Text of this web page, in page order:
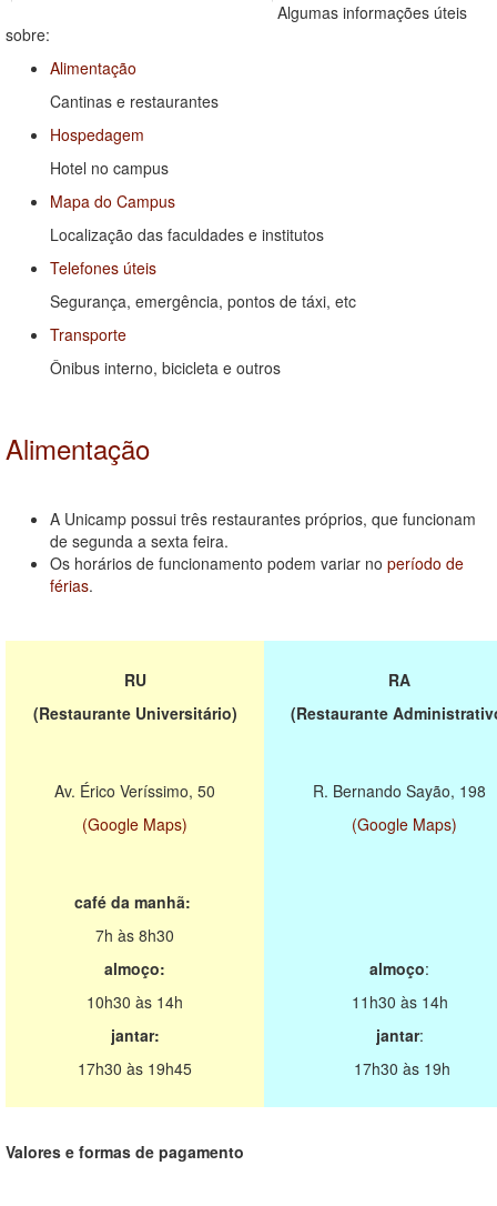
Algumas informações úteis
sobre:
Alimentação
Cantinas e restaurantes
Hospedagem
Hotel no campus
Mapa do Campus
Localização das faculdades e institutos
Telefones úteis
Segurança, emergência, pontos de táxi, etc
Transporte
Ônibus interno, bicicleta e outros
Alimentação
A Unicamp possui três restaurantes próprios, que funcionam
de segunda a sexta feira.
Os horários de funcionamento podem variar no período de
férias.
RU
(Restaurante Universitário)
RA
(Restaurante
Av. Érico Veríssimo, 50
(Google Maps)
R. Bernando Sayão, 198
(Google Maps)
café da manhã:
7h às 8h30
almoço:
10h30 às 14h
jantar:
17h30 às 19h45
almoço:
11h30 às 14h
jantar:
17h30 às 19h
Valores e formas de pagamento